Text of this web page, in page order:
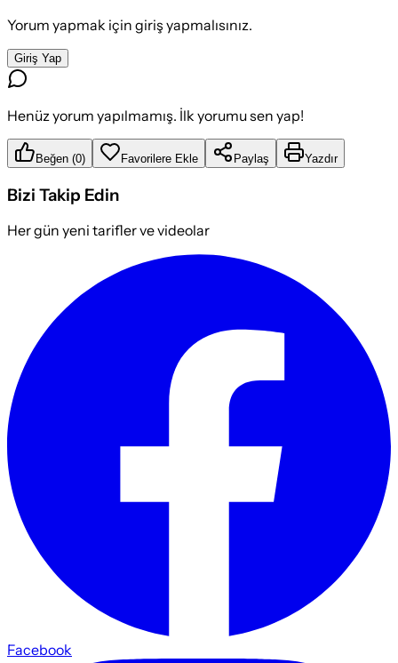
Yorum yapmak için giriş yapmalısınız.
Giriş Yap
Henüz yorum yapılmamış. İlk yorumu sen yap!
Beğen (0) Favorilere Ekle Paylaş Yazdır
Bizi Takip Edin
Her gün yeni tarifler ve videolar
Facebook